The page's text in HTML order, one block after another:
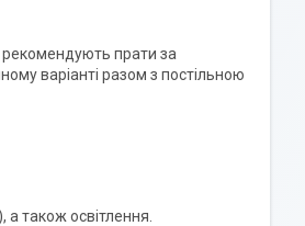
рекомендують прати за
варіанті разом з постільною
а також освітлення.